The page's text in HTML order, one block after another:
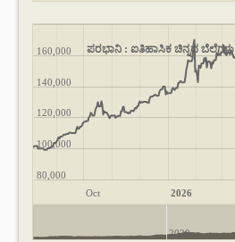
ಪರಭಾನಿ : ಐತಿಹಾಸಿಕ ಚಿನ್ನದ ಬೆಲೆಗಳು
Oct 2026
80,000
100,000
120,000
140,000
160,000
2020